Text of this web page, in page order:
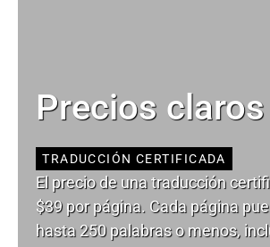
Precios claros
TRADUCCIÓN CERTIFICADA
El precio de una traducción
$39 por página. Cada página
hasta 250 palabras o menos,